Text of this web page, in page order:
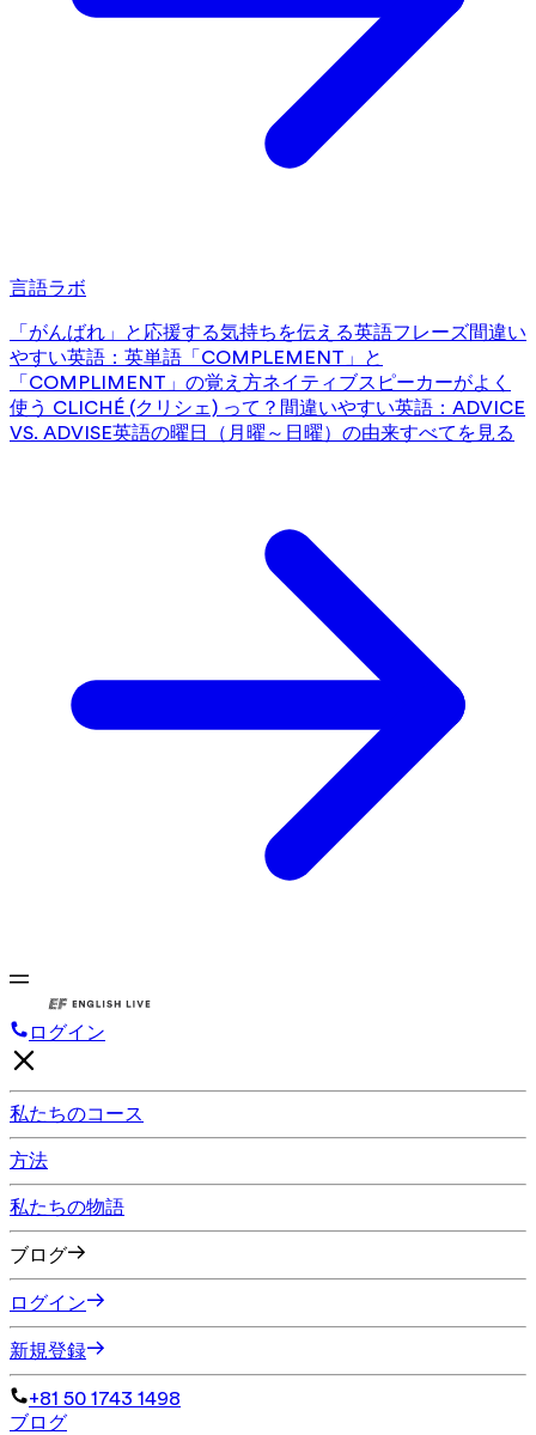
言語ラボ
「がんばれ」と応援する気持ちを伝える英語フレーズ間違い
やすい英語：英単語「COMPLEMENT」と
「COMPLIMENT」の覚え方ネイティブスピーカーがよく
使う CLICHÉ (クリシェ) って？ 間違いやすい英語：ADVICE
VS. ADVISE英語の曜日（月曜～日曜）の由来すべてを見る
ログイン
私たちのコース
方法
私たちの物語
ブログ
ログイン
新規登録
+81 50 1743 1498
ブログ